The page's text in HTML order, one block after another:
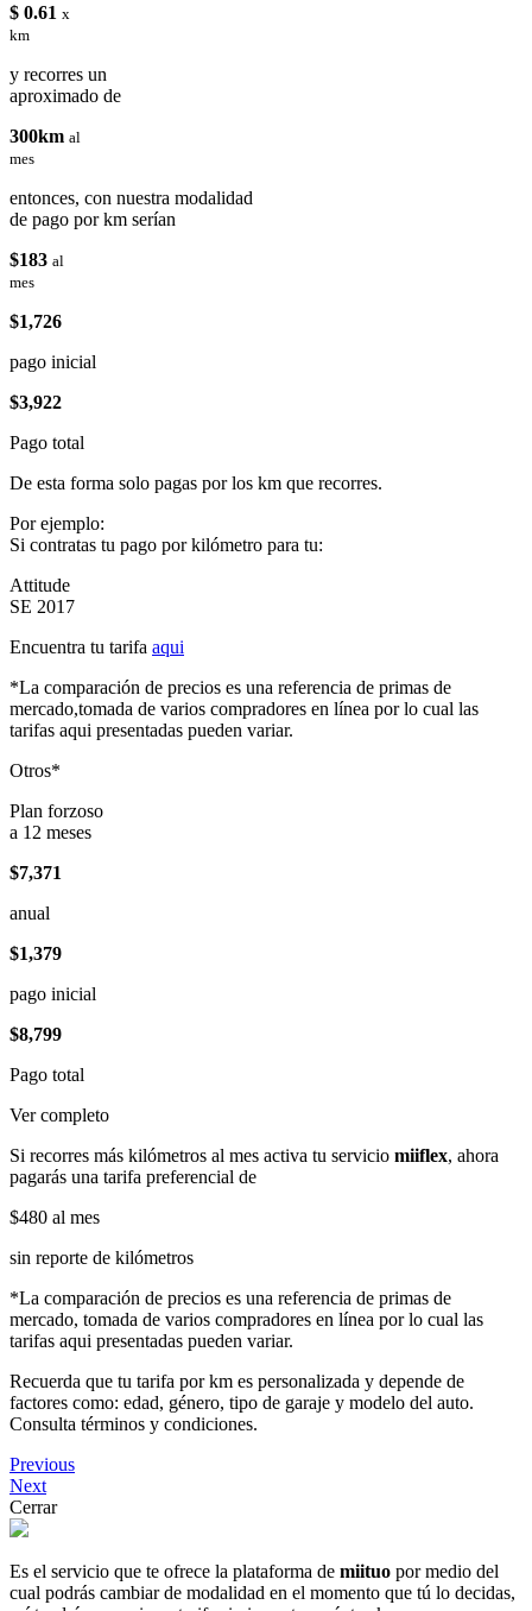
$ 0.61 x
km
y recorres un
aproximado de
300km al
mes
entonces, con nuestra modalidad
de pago por km serían
$183 al
mes
$1,726
pago inicial
$3,922
Pago total
De esta forma solo pagas por los km que recorres.
Por ejemplo:
Si contratas tu pago por kilómetro para tu:
Attitude
SE 2017
Encuentra tu tarifa aqui
*La comparación de precios es una referencia de primas de
mercado,tomada de varios compradores en línea por lo cual las
tarifas aqui presentadas pueden variar.
Otros*
Plan forzoso
a 12 meses
$7,371
anual
$1,379
pago inicial
$8,799
Pago total
Ver completo
Si recorres más kilómetros al mes activa tu servicio miiflex, ahora
pagarás una tarifa preferencial de
$480 al mes
sin reporte de kilómetros
*La comparación de precios es una referencia de primas de
mercado, tomada de varios compradores en línea por lo cual las
tarifas aqui presentadas pueden variar.
Recuerda que tu tarifa por km es personalizada y depende de
factores como: edad, género, tipo de garaje y modelo del auto.
Consulta términos y condiciones.
Previous
Next
Cerrar
Es el servicio que te ofrece la plataforma de miituo por medio del
cual podrás cambiar de modalidad en el momento que tú lo decidas,